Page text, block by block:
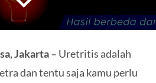
Jakarta – Uretritis adalah
dan tentu saja kamu perlu